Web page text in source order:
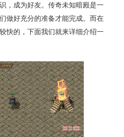
，成为好友。传奇未知暗殿是一
做好充分的准备才能完成。而在
快的，下面我们就来详细介绍一